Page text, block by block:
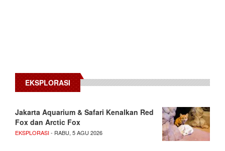
EKSPLORASI
Jakarta Aquarium & Safari Kenalkan Red
Fox dan Arctic Fox
EKSPLORASI- RABU, 5 AGU 2026